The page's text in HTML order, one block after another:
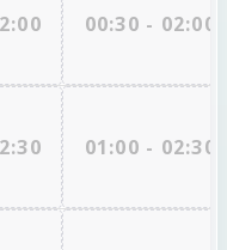
00:30 - 02:00
01:00 - 02:30